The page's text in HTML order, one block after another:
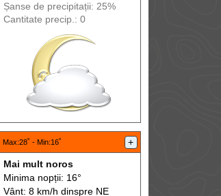
Șanse de precipitații: 25%
Cantitate precip.: 0
Max:28˚ - Min:16˚ +
Mai mult noros
Minima nopții: 16°
Vânt: 8 km/h dinspreNE